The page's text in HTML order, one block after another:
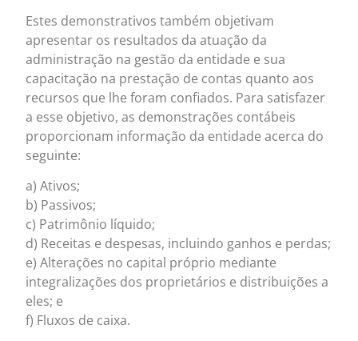
Estes demonstrativos também objetivam
apresentar os resultados da atuação da
administração na gestão da entidade e sua
capacitação na prestação de contas quanto aos
recursos que lhe foram confiados. Para satisfazer
a esse objetivo, as demonstrações contábeis
proporcionam informação da entidade acerca do
seguinte:
a) Ativos;
b) Passivos;
c) Patrimônio líquido;
d) Receitas e despesas, incluindo ganhos e perdas;
e) Alterações no capital próprio mediante
integralizações dos proprietários e distribuições a
eles; e
f) Fluxos de caixa.